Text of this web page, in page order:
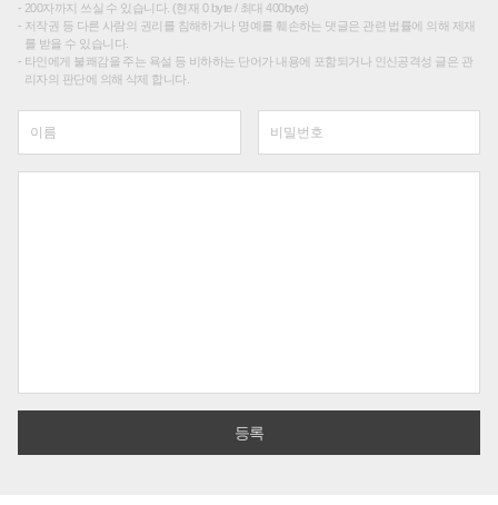
200자까지 쓰실 수 있습니다. (현재 0 byte / 최대 400byte)
저작권 등 다른 사람의 권리를 침해하거나 명예를 훼손하는 댓글은 관련 법률에 의해 제재
를 받을 수 있습니다.
타인에게 불쾌감을 주는 욕설 등 비하하는 단어가 내용에 포함되거나 인신공격성 글은 관
리자의 판단에 의해 삭제 합니다.